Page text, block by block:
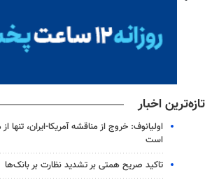
تازه‌ترین اخبار
اولیانوف: خروج از مناقشه آمریکا-ایران،
است
تاکید صریح همتی بر تشدید نظارت بر بانک‌ها